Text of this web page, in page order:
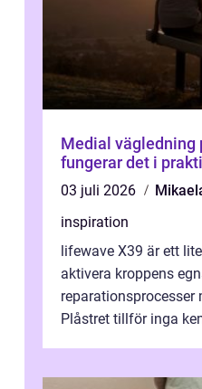
Medial vägledning
fungerar det i
03 juli 2026
inspiration
lifewave X39 är ett
aktivera kroppens
reparationsprocesser
Plåstret tillför inga